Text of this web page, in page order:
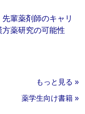
先輩薬剤師のキャリ
方薬研究の可能性
もっと見る »
薬学生向け書籍 »